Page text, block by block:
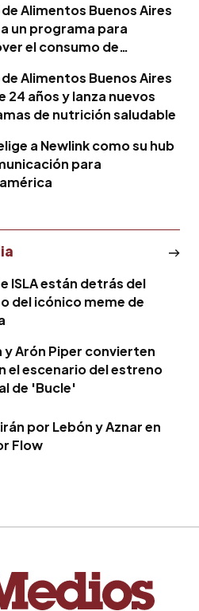
Alimentos Buenos Aires
un programa para
el consumo de
Alimentos Buenos Aires
24 años y lanza nuevos
de nutrición saludable
a Newlink como su hub
para
ISLA están detrás del
del icónico meme de
y Arón Piper convierten
el escenario del estreno
de 'Bucle'
por Lebón y Aznar en
Flow